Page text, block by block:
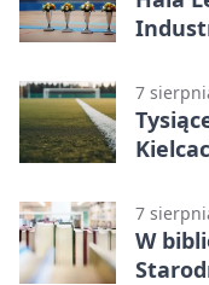
7
7
W